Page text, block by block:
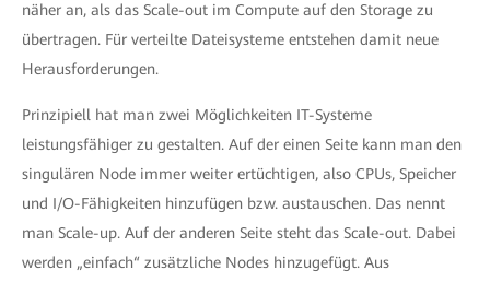
näher an, als das Scale-out im Compute auf den Storage zu
übertragen. Für verteilte Dateisysteme entstehen damit neue
Herausforderungen.
Prinzipiell hat man zwei Möglichkeiten IT-Systeme
leistungsfähiger zu gestalten. Auf der einen Seite kann man den
singulären Node immer weiter ertüchtigen, also CPUs, Speicher
und I/O-Fähigkeiten hinzufügen bzw. austauschen. Das nennt
man Scale-up. Auf der anderen Seite steht das Scale-out. Dabei
werden „einfach“ zusätzliche Nodes hinzugefügt. Aus